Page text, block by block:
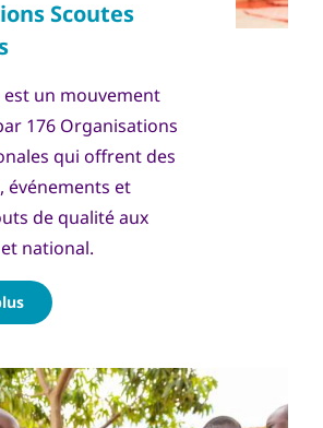
est un mouvement
176 Organisations
qui offrent des
événements et
de qualité aux
national.